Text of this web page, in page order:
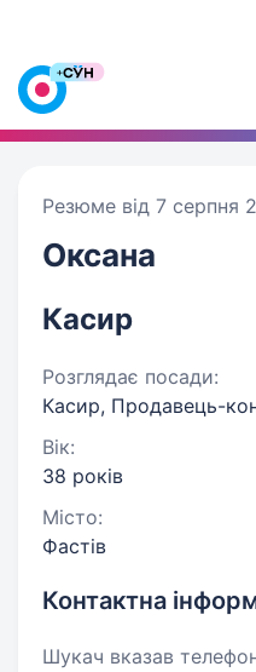
Резюме від 7 серпня
Оксана
Касир
Розглядає посади:
Касир, Продавець-
Вік:
38 років
Місто:
Фастів
Контактна
Шукач вказав